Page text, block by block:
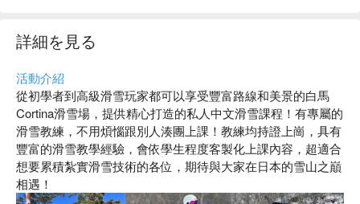
詳細を見る
活動介紹
從初學者到高級滑雪玩家都可以享受豐富路線和美景的白馬
Cortina滑雪場，提供精心打造的私人中文滑雪課程！有專屬的
滑雪教練，不用煩惱跟別人湊團上課！教練均持證上崗，具有
豐富的滑雪教學經驗，會依學生程度客製化上課內容，超適合
想要累積紮實滑雪技術的各位，期待與大家在日本的雪山之巔
相遇！